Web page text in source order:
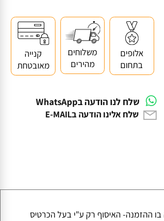
אלופים
בתחום
משלוחים
מהירים
קנייה
מאובטחת
שלח לנו הודעה בWhatsApp